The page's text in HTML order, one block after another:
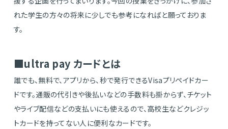
れた学生の方々の将来に少しでも参考になればと願っておりま
す。
■ultra pay カードとは
誰でも、無料で、アプリから、秒で発行できるVisaプリペイドカー
ドです。通販の代引きや後払いなどの手数料も掛からず、チケット
やライブ配信などの支払いにも使えるので、高校生などクレジッ
トカードを持ってない人に便利なカードです。